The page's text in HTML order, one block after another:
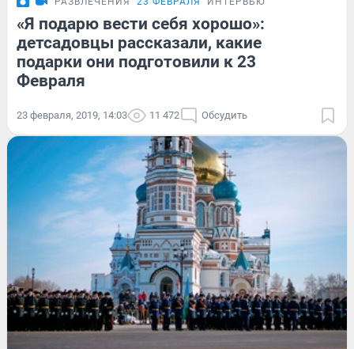
«Я подарю вести себя хорошо»:
детсадовцы рассказали, какие
подарки они подготовили к 23
Февраля
23 февраля, 2019, 14:03 11 472 Обсудить